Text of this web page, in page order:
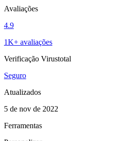
Avaliações
4.9
1K+ avaliações
Verificação Virustotal
Seguro
Atualizados
5 de nov de 2022
Ferramentas